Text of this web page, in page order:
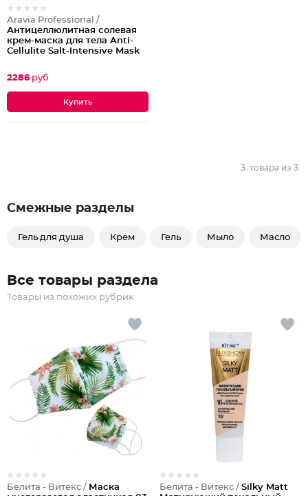
Aravia Professional /
Антицеллюлитная солевая
крем-маска для тела Anti-
Cellulite Salt-Intensive Mask
2286 руб
3 товара из 3
Смежные разделы
Гель для душа Крем Гель Мыло Масло
Все товары раздела
Товары из похожих рубрик
Белита - Витекс / Маска
Белита - Витекс / Silky Matt